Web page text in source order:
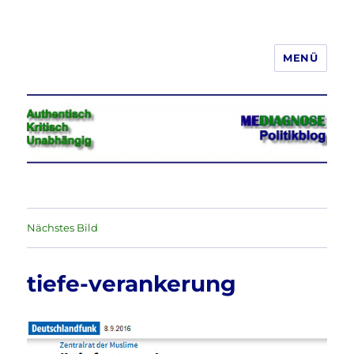
Jeder hat das Recht, seine
Meinung in Wort, Schrift und Bild
frei zu äußern und zu verbreiten
MENÜ
Nächstes Bild
tiefe-verankerung